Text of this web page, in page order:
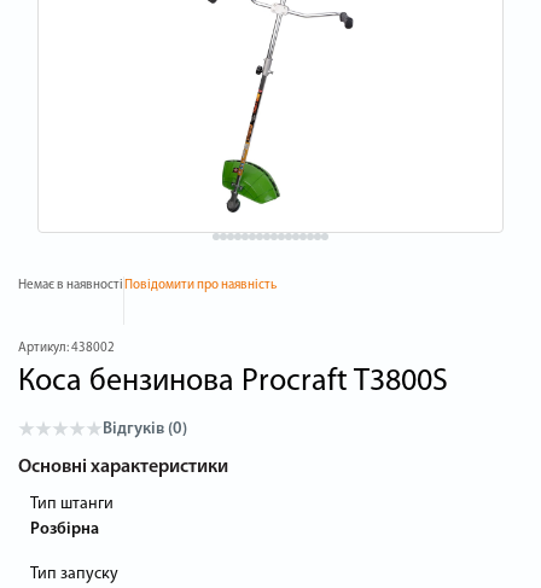
Немає в наявності Повідомити про наявність
Артикул:438002
Коса бензинова Procraft T3800S
Відгуків (0)
Основні характеристики
Тип штанги
Розбірна
Тип запуску